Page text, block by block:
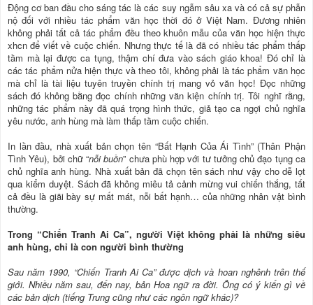
Động cơ ban đầu cho sáng tác là các suy ngẫm sâu xa và có cả sự phẫn
nộ đối với nhiều tác phẩm văn học thời đó ở Việt Nam. Đương nhiên
không phải tất cả tác phẩm đều theo khuôn mẫu của văn học hiện thực
xhcn để viết về cuộc chiến. Nhưng thực tế là đã có nhiều tác phẩm thấp
tầm mà lại được ca tụng, thậm chí đưa vào sách giáo khoa! Đó chỉ là
các tác phẩm nửa hiện thực và theo tôi, không phải là tác phẩm văn học
mà chỉ là tài liệu tuyên truyền chính trị mang vỏ văn học! Đọc những
sách đó không bằng đọc chính những văn kiện chính trị. Tôi nghĩ rằng,
những tác phẩm này đã quá trọng hình thức, giả tạo ca ngợi chủ nghĩa
yêu nước, anh hùng mà làm thấp tầm cuộc chiến.
In lần đầu, nhà xuất bản chọn tên “Bất Hạnh Của Ái Tình” (Thân Phận
Tình Yêu), bởi chữ “nỗi buồn” chưa phù hợp với tư tưởng chủ đạo tụng ca
chủ nghĩa anh hùng. Nhà xuất bản đã chọn tên sách như vậy cho dễ lọt
qua kiểm duyệt. Sách đã không miêu tả cảnh mừng vui chiến thắng, tất
cả đều là giãi bày sự mất mát, nỗi bất hạnh… của những nhân vật bình
thường.
Trong “Chiến Tranh Ai Ca”, người Việt không phải là những siêu
anh hùng, chỉ là con người bình thường
Sau năm 1990, “Chiến Tranh Ai Ca” được dịch và hoan nghênh trên thế
giới. Nhiều năm sau, đến nay, bản Hoa ngữ ra đời. Ông có ý kiến gì về
các bản dịch (tiếng Trung cũng như các ngôn ngữ khác)?